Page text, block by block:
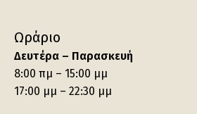
Ωράριο
Δευτέρα – Παρασκευή
8:00 πμ – 15:00 μμ
17:00 μμ – 22:30 μμ